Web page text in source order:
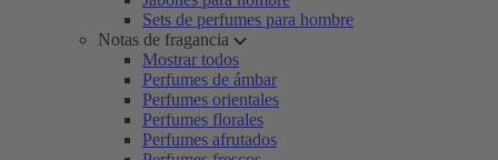
Sets de perfumes para hombre
Notas de fragancia
Mostrar todos
Perfumes de ámbar
Perfumes orientales
Perfumes florales
Perfumes afrutados